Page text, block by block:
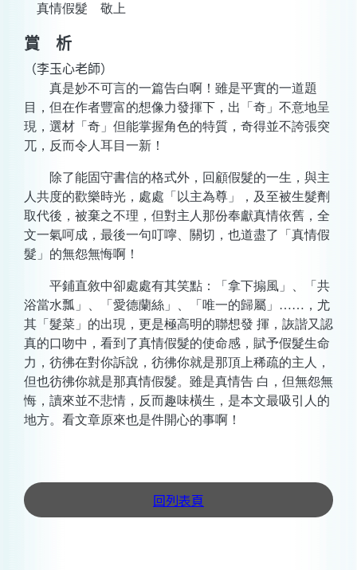
真情假髮 敬上
賞 析
（李玉心老師）
真是妙不可言的一篇告白啊！雖是平實的一道題
目，但在作者豐富的想像力發揮下，出「奇」不意地呈
現，選材「奇」但能掌握角色的特質，奇得並不誇張突
兀，反而令人耳目一新！
除了能固守書信的格式外，回顧假髮的一生，與主
人共度的歡樂時光，處處「以主為尊」，及至被生髮劑
取代後，被棄之不理，但對主人那份奉獻真情依舊，全
文一氣呵成，最後一句叮嚀、關切，也道盡了「真情假
髮」的無怨無悔啊！
平鋪直敘中卻處處有其笑點：「拿下搧風」、「共
浴當水瓢」、「愛德蘭絲」、「唯一的歸屬」……，尤
其「髮菜」的出現，更是極高明的聯想發 揮，詼諧又認
真的口吻中，看到了真情假髮的使命感，賦予假髮生命
力，彷彿在對你訴說，彷彿你就是那頂上稀疏的主人，
但也彷彿你就是那真情假髮。雖是真情告 白，但無怨無
悔，讀來並不悲情，反而趣味橫生，是本文最吸引人的
地方。看文章原來也是件開心的事啊！
回列表頁